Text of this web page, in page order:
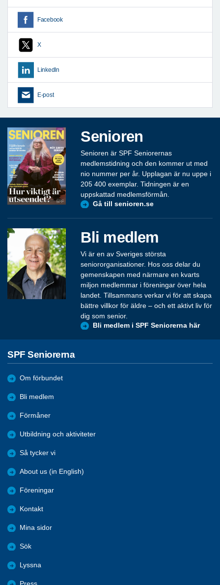
Facebook
X
LinkedIn
E-post
Senioren
Senioren är SPF Seniorernas
medlemstidning och den kommer ut med
nio nummer per år. Upplagan är nu uppe i
205 400 exemplar. Tidningen är en
uppskattad medlemsförmån.
Gå till senioren.se
Bli medlem
Vi är en av Sveriges största
seniororganisationer. Hos oss delar du
gemenskapen med närmare en kvarts
miljon medlemmar i föreningar över hela
landet. Tillsammans verkar vi för att skapa
bättre villkor för äldre – och ett aktivt liv för
dig som senior.
Bli medlem i SPF Seniorerna här
SPF Seniorerna
Om förbundet
Bli medlem
Förmåner
Utbildning och aktiviteter
Så tycker vi
About us (in English)
Föreningar
Kontakt
Mina sidor
Sök
Lyssna